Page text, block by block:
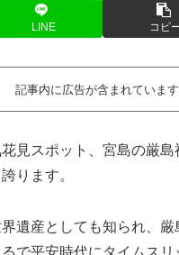
LINE コピ
記事内に広告が含まれています
見スポット、宮島の厳
ります。
遺産としても知られ、
で平安時代にタイムスリ